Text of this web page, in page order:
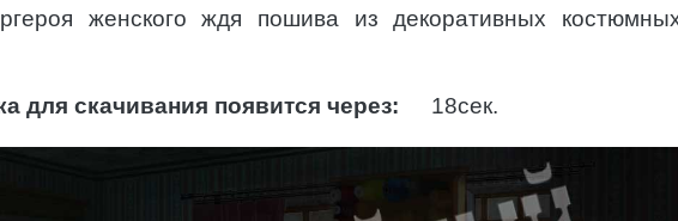
женского ждя пошива из декоративных
для скачивания появится через: 16сек.